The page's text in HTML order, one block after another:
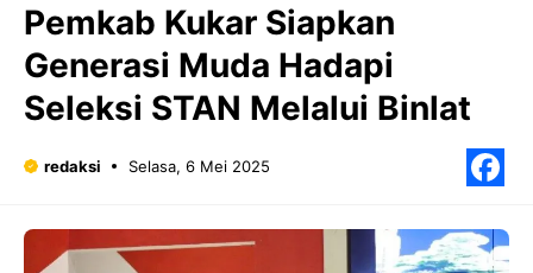
Pemkab Kukar Siapkan
Generasi Muda Hadapi
Seleksi STAN Melalui Binlat
redaksi Selasa, 6 Mei 2025